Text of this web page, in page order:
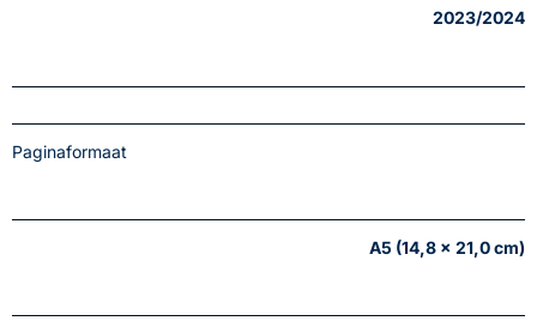
2023/2024
Paginaformaat
A5 (14,8 x 21,0 cm)